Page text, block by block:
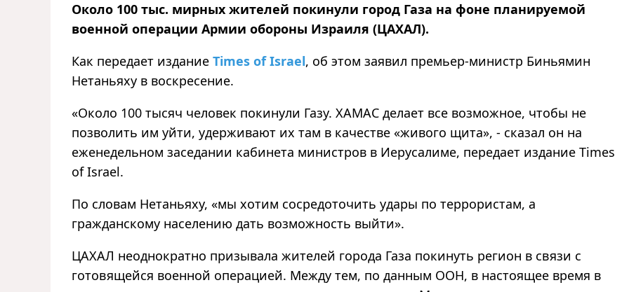
Около 100 тыс. мирных жителей покинули город Газа на фоне планируемой
военной операции Армии обороны Израиля (ЦАХАЛ).
Как передает издание Times of Israel, об этом заявил премьер-министр Биньямин
Нетаньяху в воскресение.
«Около 100 тысяч человек покинули Газу. ХАМАС делает все возможное, чтобы не
позволить им уйти, удерживают их там в качестве «живого щита», - сказал он на
еженедельном заседании кабинета министров в Иерусалиме, передает издание Times
of Israel.
По словам Нетаньяху, «мы хотим сосредоточить удары по террористам, а
гражданскому населению дать возможность выйти».
ЦАХАЛ неоднократно призывала жителей города Газа покинуть регион в связи с
готовящейся военной операцией. Между тем, по данным ООН, в настоящее время в